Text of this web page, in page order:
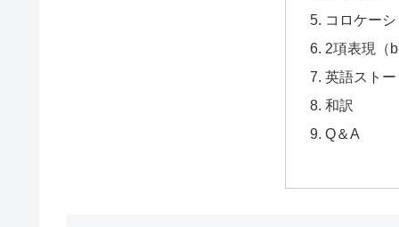
コロケー
2項表現（
英語スト
和訳
Q＆A